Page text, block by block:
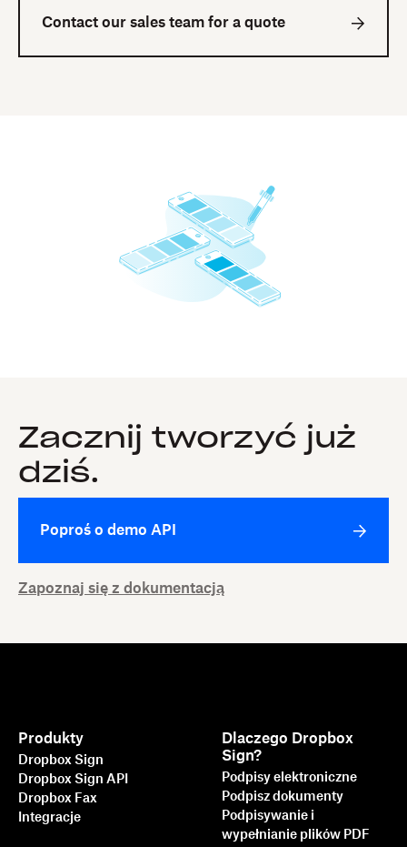
Contact our sales team for a quote
Zacznij tworzyć już
dziś.
Poproś o demo API
Zapoznaj się z dokumentacją
Produkty
Dropbox Sign
Dropbox Sign API
Dropbox Fax
Integracje
Dlaczego Dropbox
Sign?
Podpisy elektroniczne
Podpisz dokumenty
Podpisywanie i
wypełnianie plików PDF